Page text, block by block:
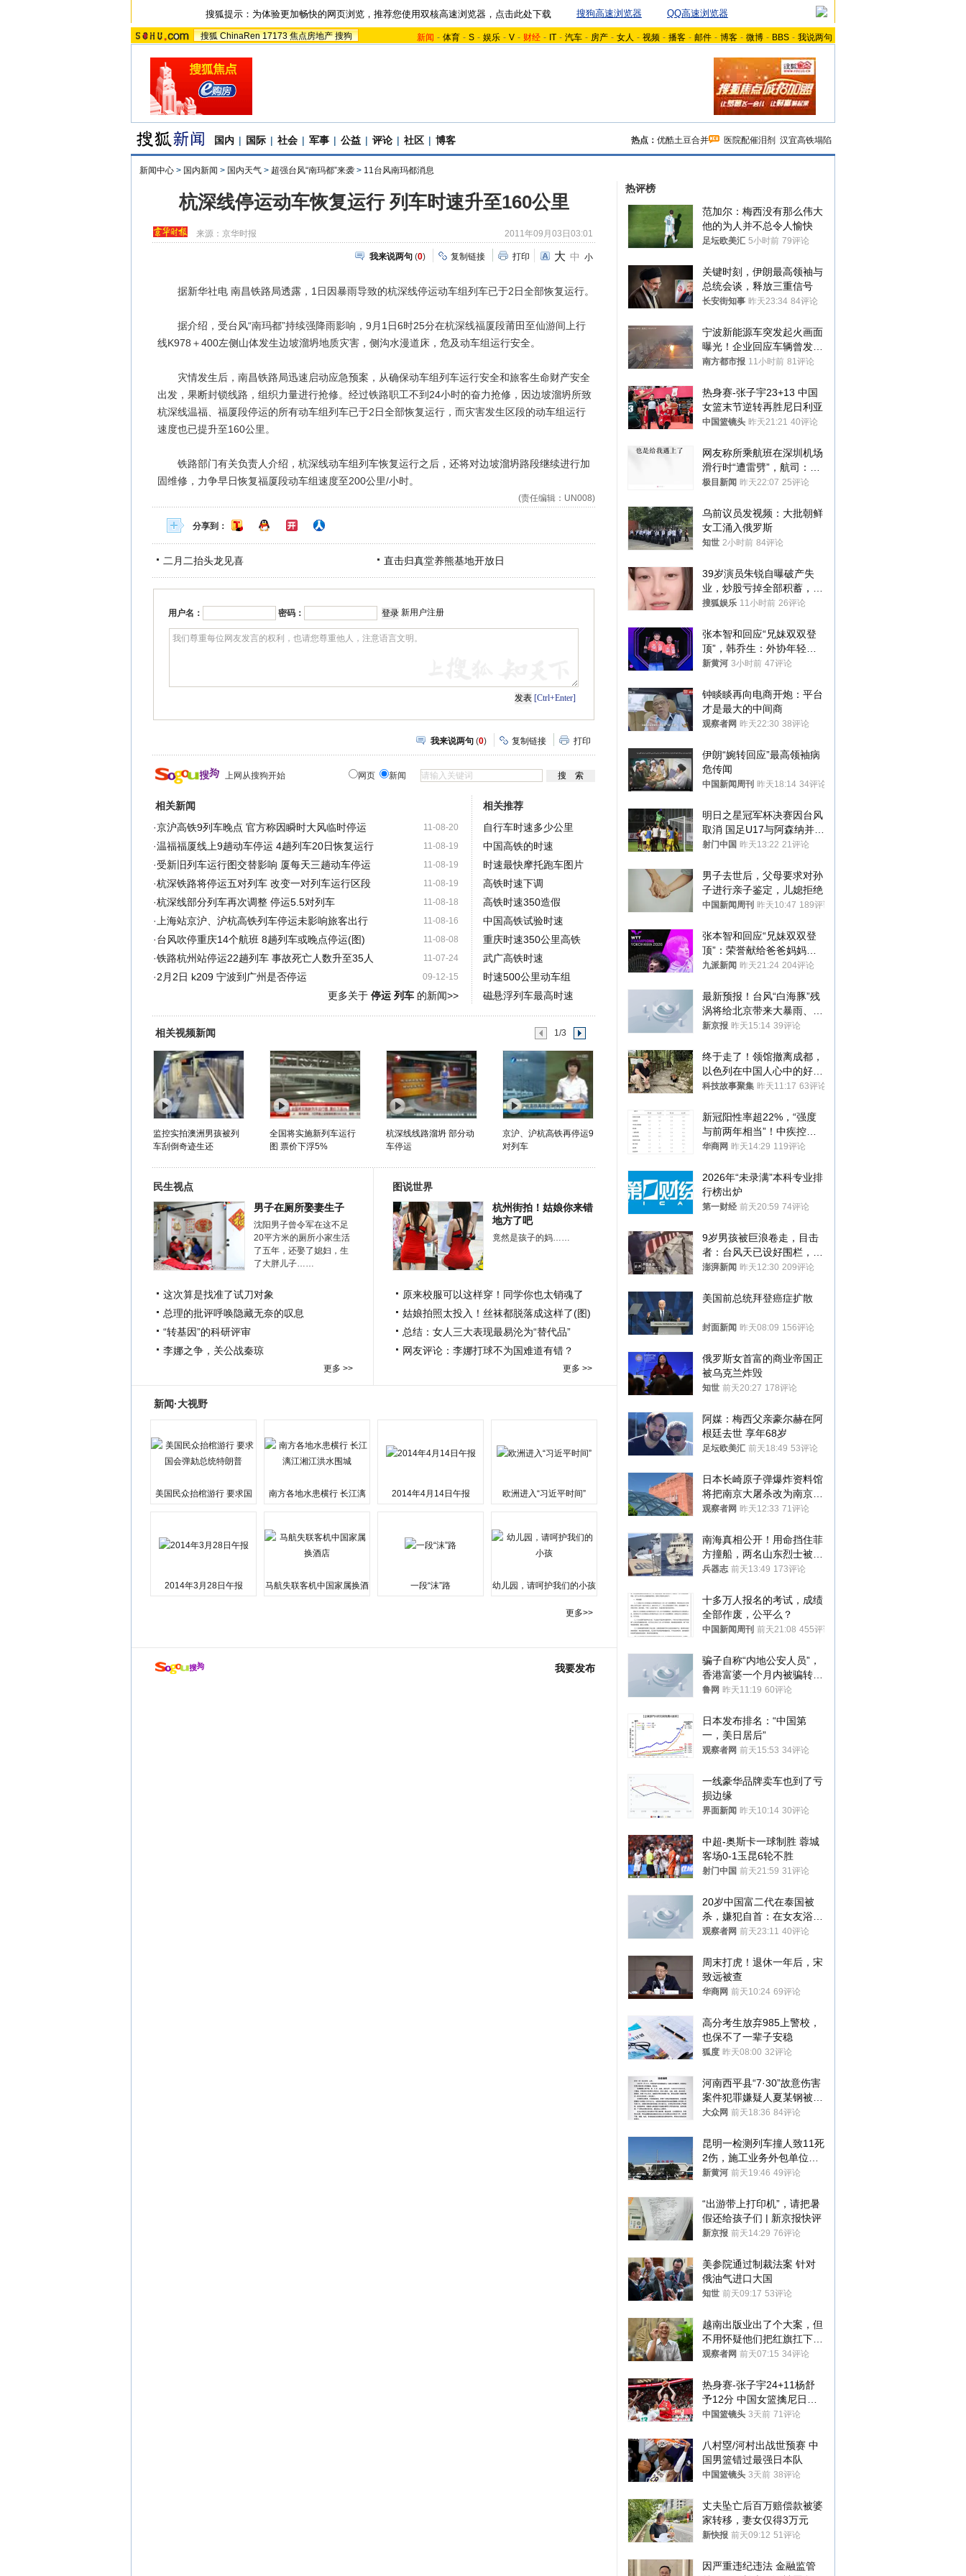
搜狐提示：为体验更加畅快的网页浏览，推荐您使用双核高速浏览器，点击此处下载 搜狗高速浏览器 QQ高速浏览器
搜狐 ChinaRen 17173 焦点房地产 搜狗 新闻 - 体育 - S - 娱乐 - V - 财经 - IT - 汽车 - 房产 - 女人 - 视频 - 播客 - 邮件 - 博客 - 微博 - BBS - 我说两句
国内 | 国际 | 社会 | 军事 | 公益 | 评论 | 社区 | 博客 热点： 优酷土豆合并 医院配催泪剂 汉宜高铁塌陷
新闻中心 > 国内新闻 > 国内天气 > 超强台风“南玛都”来袭 > 11台风南玛都消息
杭深线停运动车恢复运行 列车时速升至160公里
来源：京华时报 2011年09月03日03:01
我来说两句 (0) 复制链接 打印 大 中 小
据新华社电 南昌铁路局透露，1日因暴雨导致的杭深线停运动车组列车已于2日全部恢复运行。
据介绍，受台风“南玛都”持续强降雨影响，9月1日6时25分在杭深线福厦段莆田至仙游间上行
线K978＋400左侧山体发生边坡溜坍地质灾害，侧沟水漫道床，危及动车组运行安全。
灾情发生后，南昌铁路局迅速启动应急预案，从确保动车组列车运行安全和旅客生命财产安全
出发，果断封锁线路，组织力量进行抢修。经过铁路职工不到24小时的奋力抢修，因边坡溜坍所致
杭深线温福、福厦段停运的所有动车组列车已于2日全部恢复运行，而灾害发生区段的动车组运行
速度也已提升至160公里。
铁路部门有关负责人介绍，杭深线动车组列车恢复运行之后，还将对边坡溜坍路段继续进行加
固维修，力争早日恢复福厦段动车组速度至200公里/小时。
(责任编辑：UN008)
分享到：
二月二抬头龙见喜 直击归真堂养熊基地开放日
用户名： 密码： 新用户注册
[Ctrl+Enter]
我来说两句 (0) 复制链接 打印
上网从搜狗开始 网页 新闻
相关新闻
11-08-20
·京沪高铁9列车晚点 官方称因瞬时大风临时停运
11-08-19
·温福福厦线上9趟动车停运 4趟列车20日恢复运行
11-08-19
·受新旧列车运行图交替影响 厦每天三趟动车停运
11-08-19
·杭深铁路将停运五对列车 改变一对列车运行区段
11-08-18
·杭深线部分列车再次调整 停运5.5对列车
11-08-16
· 上海站京沪、沪杭高铁列车停运未影响旅客出行
11-08-08
·台风吹停重庆14个航班 8趟列车或晚点停运(图)
11-07-24
·铁路杭州站停运22趟列车 事故死亡人数升至35人
09-12-15
·2月2日 k209 宁波到广州是否停运
更多关于 停运 列车的新闻>>
相关推荐
自行车时速多少公里
中国高铁的时速
时速最快摩托跑车图片
高铁时速下调
高铁时速350造假
中国高铁试验时速
重庆时速350公里高铁
武广高铁时速
时速500公里动车组
磁悬浮列车最高时速
相关视频新闻 1/3
监控实拍澳洲男孩被列
车刮倒奇迹生还
全国将实施新列车运行
图 票价下浮5%
杭深线线路溜坍 部分动
车停运
京沪、沪杭高铁再停运9
对列车
民生视点
男子在厕所娶妻生子
沈阳男子曾令军在这不足
20平方米的厕所小家生活
了五年，还娶了媳妇，生
了大胖儿子……
这次算是找准了试刀对象
总理的批评呼唤隐藏无奈的叹息
“转基因”的科研评审
李娜之争，关公战秦琼
更多 >>
图说世界
杭州街拍！姑娘你来错
地方了吧
竟然是孩子的妈……
原来校服可以这样穿！同学你也太销魂了
姑娘拍照太投入！丝袜都脱落成这样了(图)
总结：女人三大表现最易沦为“替代品”
网友评论：李娜打球不为国难道有错？
更多 >>
新闻·大视野
美国民众抬棺游行 要求国
南方各地水患横行 长江漓
2014年4月14日午报 欧洲进入“习近平时间”
2014年3月28日午报
马航失联客机中国家属换酒
一段“沫”路 幼儿园，请呵护我们的小孩
更多>>
我要发布
热评榜
范加尔：梅西没有那么伟大
他的为人并不总令人愉快
足坛欧美汇 5小时前 79评论
关键时刻，伊朗最高领袖与
总统会谈，释放三重信号
长安街知事 昨天23:34 84评论
宁波新能源车突发起火画面
曝光！企业回应车辆曾发生
严重碰撞
南方都市报 11小时前 81评论
热身赛-张子宇23+13 中国
女篮末节逆转再胜尼日利亚
中国篮镜头 昨天21:21 40评论
网友称所乘航班在深圳机场
滑行时“遭雷劈”，航司：飞
机发现雷击点20余处，已更
极目新闻 昨天22:07 25评论
乌前议员发视频：大批朝鲜
女工涌入俄罗斯
知世 2小时前 84评论
39岁演员朱锐自曝破产失
业，炒股亏掉全部积蓄，日
常生计靠年迈母亲接济
搜狐娱乐 11小时前 26评论
张本智和回应“兄妹双双登
顶”，韩乔生：外协年轻选
手进步飞快，国乒要正视差
新黄河 3小时前 47评论
钟睒睒再向电商开炮：平台
才是最大的中间商
观察者网 昨天22:30 38评论
伊朗“婉转回应”最高领袖病
危传闻
中国新闻周刊 昨天18:14 34评论
明日之星冠军杯决赛因台风
取消 国足U17与阿森纳并列
冠军
射门中国 昨天13:22 21评论
男子去世后，父母要求对孙
子进行亲子鉴定，儿媳拒绝
中国新闻周刊 昨天10:47 189评论
张本智和回应“兄妹双双登
顶”：荣誉献给爸爸妈妈；
韩乔生：国乒要正视差距，
九派新闻 昨天21:24 204评论
最新预报！台风“白海豚”残
涡将给北京带来大暴雨、特
大暴雨
新京报 昨天15:14 39评论
终于走了！领馆撤离成都，
以色列在中国人心中的好感
是咋崩盘的？
科技故事聚集 昨天11:17 63评论
新冠阳性率超22%，“强度
与前两年相当”！中疾控最
新提醒
华商网 昨天14:29 119评论
2026年“未录满”本科专业排
行榜出炉
第一财经 前天20:59 74评论
9岁男孩被巨浪卷走，目击
者：台风天已设好围栏，一
家四口翻入时保安曾喊话劝
澎湃新闻 昨天12:30 209评论
美国前总统拜登癌症扩散
封面新闻 昨天08:09 156评论
俄罗斯女首富的商业帝国正
被乌克兰炸毁
知世 前天20:27 178评论
阿媒：梅西父亲豪尔赫在阿
根廷去世 享年68岁
足坛欧美汇 前天18:49 53评论
日本长崎原子弹爆炸资料馆
将把南京大屠杀改为南京事
件
观察者网 昨天12:33 71评论
南海真相公开！用命挡住菲
方撞船，两名山东烈士被授
武警最高荣誉
兵器志 前天13:49 173评论
十多万人报名的考试，成绩
全部作废，公平么？
中国新闻周刊 前天21:08 455评论
骗子自称“内地公安人员”，
香港富婆一个月内被骗转账
81次，损失约6894万港元
鲁网 昨天11:19 60评论
日本发布排名：“中国第
一，美日居后”
观察者网 前天15:53 34评论
一线豪华品牌卖车也到了亏
损边缘
界面新闻 昨天10:14 30评论
中超-奥斯卡一球制胜 蓉城
客场0-1玉昆6轮不胜
射门中国 前天21:59 31评论
20岁中国富二代在泰国被
杀，嫌犯自首：在女友浴室
看到他
观察者网 前天23:11 40评论
周末打虎！退休一年后，宋
致远被查
华商网 前天10:24 69评论
高分考生放弃985上警校，
也保不了一辈子安稳
狐度 昨天08:00 32评论
河南西平县“7·30”故意伤害
案件犯罪嫌疑人夏某钢被抓
获
大众网 前天18:36 84评论
昆明一检测列车撞人致11死
2伤，施工业务外包单位被
罚1.5万元，国铁昆明局被
新黄河 前天19:46 49评论
“出游带上打印机”，请把暑
假还给孩子们 | 新京报快评
新京报 前天14:29 76评论
美参院通过制裁法案 针对
俄油气进口大国
知世 前天09:17 53评论
越南出版业出了个大案，但
不用怀疑他们把红旗扛下去
的决心
观察者网 前天07:15 34评论
热身赛-张子宇24+11杨舒
予12分 中国女篮擒尼日利
亚
中国篮镜头 3天前 71评论
八村塁/河村出战世预赛 中
国男篮错过最强日本队
中国篮镜头 3天前 38评论
丈夫坠亡后百万赔偿款被婆
家转移，妻女仅得3万元
新快报 前天09:12 51评论
因严重违纪违法 金融监管